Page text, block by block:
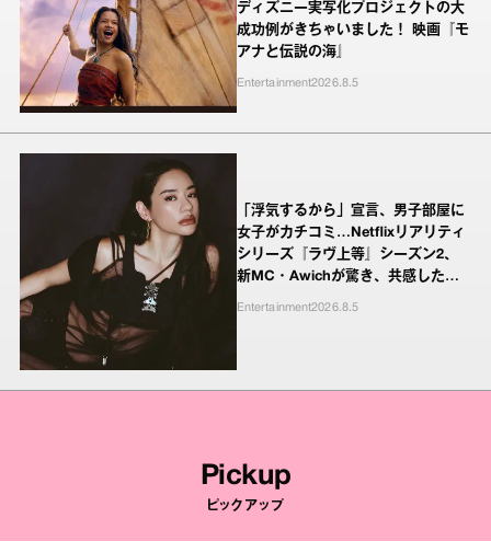
ディズニー実写化プロジェクトの大
成功例がきちゃいました！ 映画『モ
アナと伝説の海』
Entertainment2026.8.5
「浮気するから」宣言、男子部屋に
女子がカチコミ…Netflixリアリティ
シリーズ『ラヴ上等』シーズン2、
新MC・Awichが驚き、共感したヤ
Entertainment2026.8.5
Pickup
ピックアップ